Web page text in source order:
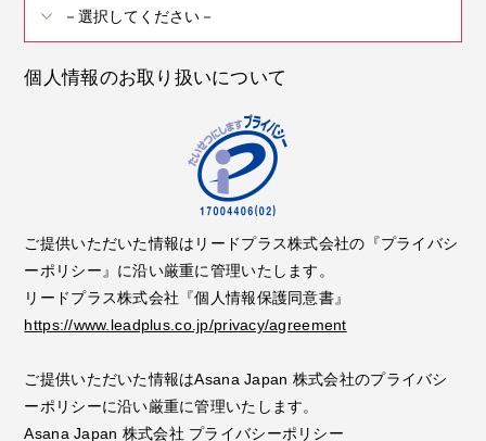
個人情報のお取り扱いについて
ご提供いただいた情報はリードプラス株式会社の『プライバシ
ーポリシー』に沿い厳重に管理いたします。
リードプラス株式会社『個人情報保護同意書』
https://www.leadplus.co.jp/privacy/agreement
ご提供いただいた情報はAsana Japan 株式会社のプライバシ
ーポリシーに沿い厳重に管理いたします。
Asana Japan 株式会社 プライバシーポリシー